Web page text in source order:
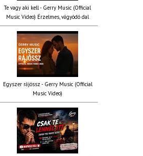
Te vagy aki kell - Gerry Music (Official
Music Video) Érzelmes, vágyódó dal
Egyszer rájössz - Gerry Music (Official
Music Video)